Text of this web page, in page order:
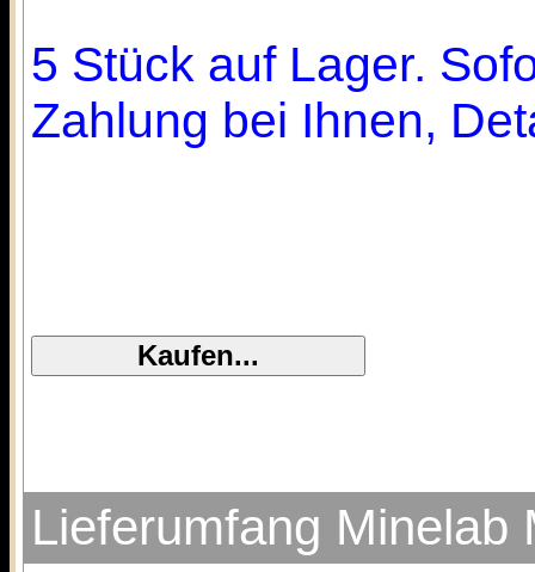
5 Stück auf Lager.
Zahlung bei Ihnen,
Lieferumfang Minelab